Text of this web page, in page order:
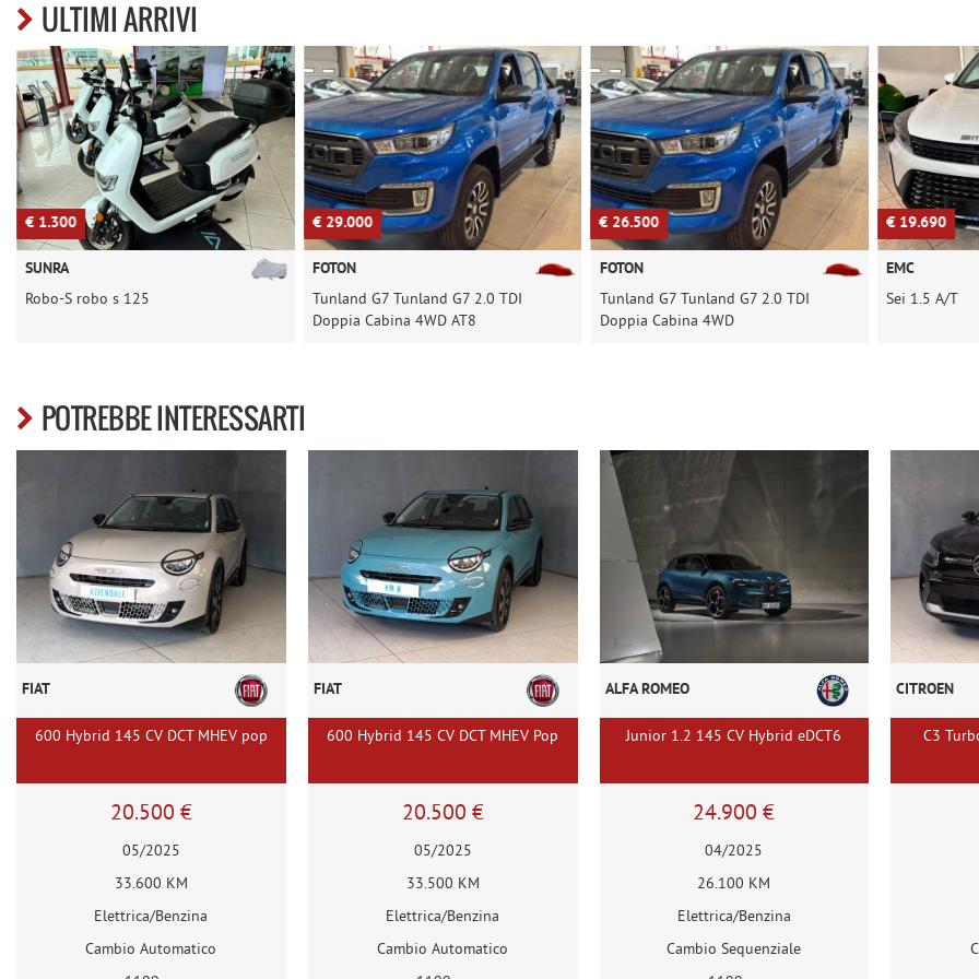
ULTIMI ARRIVI
€ 1.300
SUNRA
Robo-S robo s 125
€ 29.000
FOTON
Tunland G7 Tunland G7 2.0 TDI
Doppia Cabina 4WD AT8
€ 26.500
FOTON
Tunland G7 Tunland G7 2.0 TDI
Doppia Cabina 4WD
€ 19.690
EMC
Sei 1.5 A/T
POTREBBE INTERESSARTI
FIAT
600 Hybrid 145 CV DCT MHEV pop
20.500 €
05/2025
33.600 KM
Elettrica/Benzina
Cambio Automatico
FIAT
600 Hybrid 145 CV DCT MHEV Pop
20.500 €
05/2025
33.500 KM
Elettrica/Benzina
Cambio Automatico
ALFA ROMEO
Junior 1.2 145 CV Hybrid eDCT6
24.900 €
04/2025
26.100 KM
Elettrica/Benzina
Cambio Sequenziale
CITROEN
C3